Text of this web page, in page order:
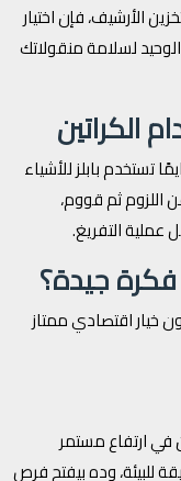
الأرشيف، فإن اختيار
لسلامة منقولاتك
الكراتين
تستخدم بابلز للأشياء
اللزوم ثم قووم،
التفريغ.
جيدة؟
خيار اقتصادي ممتاز
في ارتفاع مستمر
للبيئة، وده بيفتح فرص